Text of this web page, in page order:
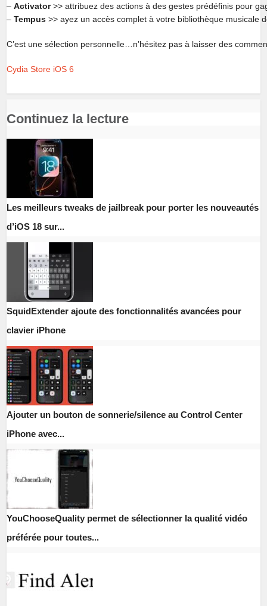
–Activator>> attribuez des actions à des gestes prédéfinis pour
–Tempus >> ayez un accès complet à votre bibliothèque musicale
C’est une sélection personnelle…n’hésitez pas à laisser des
Cydia Store iOS 6
Continuez la lecture
Les meilleurs tweaks de jailbreak pour porter les nouveautés
d’iOS 18 sur...
SquidExtender ajoute des fonctionnalités avancées pour
clavier iPhone
Ajouter un bouton de sonnerie/silence au Control Center
iPhone avec...
YouChooseQuality permet de sélectionner la qualité vidéo
préférée pour toutes...